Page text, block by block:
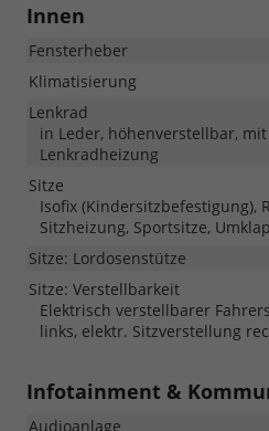
Innen
Fensterheber
Klimatisierung
Lenkrad
in Leder, höhenverstellbar,
Lenkradheizung
Sitze
Isofix (Kindersitzbefestigung),
Sitzheizung, Sportsitze,
Sitze: Lordosenstütze
Sitze: Verstellbarkeit
Elektrisch verstellbarer
links, elektr. Sitzverstellung
Infotainment &
Audioanlage